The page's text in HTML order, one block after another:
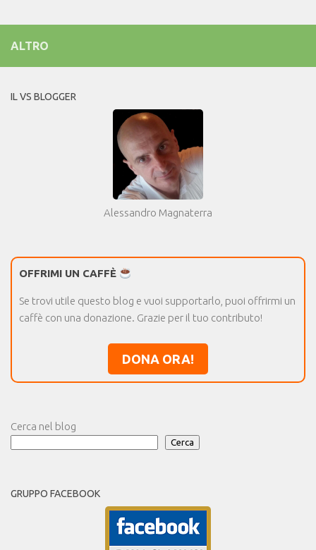
ALTRO
IL VS BLOGGER
Alessandro Magnaterra
OFFRIMI UN CAFFÈ
Se trovi utile questo blog e vuoi supportarlo, puoi offrirmi un
caffè con una donazione. Grazie per il tuo contributo!
DONA ORA!
Cerca nel blog
Cerca
GRUPPO FACEBOOK